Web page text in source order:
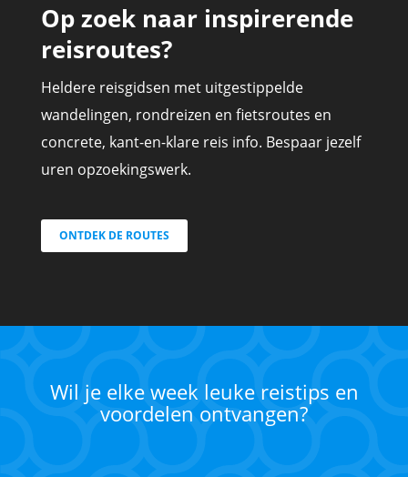
Op zoek naar inspirerende
reisroutes?
Heldere reisgidsen met uitgestippelde
wandelingen, rondreizen en fietsroutes en
concrete, kant-en-klare reis info. Bespaar jezelf
uren opzoekingswerk.
ONTDEK DE ROUTES
Wil je elke week leuke reistips en
voordelen ontvangen?